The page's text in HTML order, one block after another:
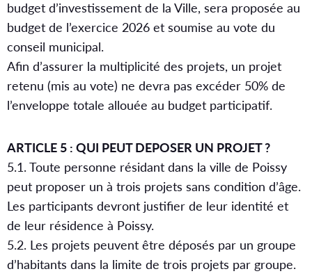
budget d’investissement de la Ville, sera proposée au
budget de l’exercice 2026 et soumise au vote du
conseil municipal.
Afin d’assurer la multiplicité des projets, un projet
retenu (mis au vote) ne devra pas excéder 50% de
l’enveloppe totale allouée au budget participatif.
ARTICLE 5 : QUI PEUT DEPOSER UN PROJET ?
5.1. Toute personne résidant dans la ville de Poissy
peut proposer un à trois projets sans condition d’âge.
Les participants devront justifier de leur identité et
de leur résidence à Poissy.
5.2. Les projets peuvent être déposés par un groupe
d’habitants dans la limite de trois projets par groupe.